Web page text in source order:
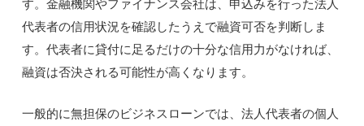
代表者の信用状況を確認したうえで融資可否を判断しま
す。代表者に貸付に足るだけの十分な信用力がなければ、
融資は否決される可能性が高くなります。
一般的に無担保のビジネスローンでは、法人代表者の個人